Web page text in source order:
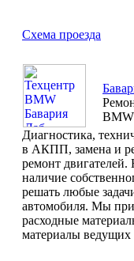
Схема проезда
BMW
Диагностика,
в АКПП, замена и
ремонт
наличие
решать любые
автомобиля. Мы
расходные
материалы ведущих